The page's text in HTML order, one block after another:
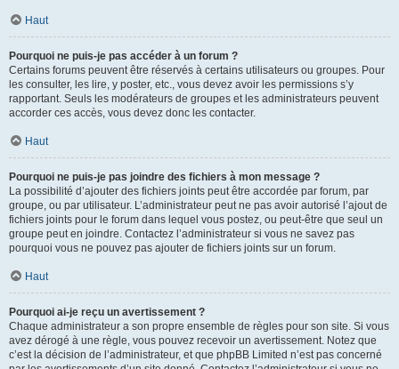
Haut
Pourquoi ne puis-je pas accéder à un forum ?
Certains forums peuvent être réservés à certains utilisateurs ou groupes. Pour
les consulter, les lire, y poster, etc., vous devez avoir les permissions s’y
rapportant. Seuls les modérateurs de groupes et les administrateurs peuvent
accorder ces accès, vous devez donc les contacter.
Haut
Pourquoi ne puis-je pas joindre des fichiers à mon message ?
La possibilité d’ajouter des fichiers joints peut être accordée par forum, par
groupe, ou par utilisateur. L’administrateur peut ne pas avoir autorisé l’ajout de
fichiers joints pour le forum dans lequel vous postez, ou peut-être que seul un
groupe peut en joindre. Contactez l’administrateur si vous ne savez pas
pourquoi vous ne pouvez pas ajouter de fichiers joints sur un forum.
Haut
Pourquoi ai-je reçu un avertissement ?
Chaque administrateur a son propre ensemble de règles pour son site. Si vous
avez dérogé à une règle, vous pouvez recevoir un avertissement. Notez que
c’est la décision de l’administrateur, et que phpBB Limited n’est pas concerné